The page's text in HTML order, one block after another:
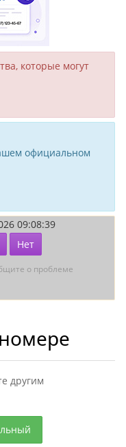
кото­рые могут
официальном
09:08:39
Нет
о проблеме
номере
другим